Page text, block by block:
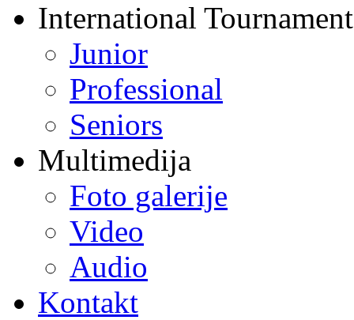
International
Junior
Professional
Seniors
Multimedija
Foto galerije
Video
Audio
Kontakt